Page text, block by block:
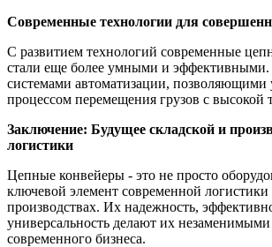
Современные технологии для
С развитием технологий современные
стали еще более умными и
системами автоматизации, позволяющими
процессом перемещения грузов с высокой
Заключение: Будущее складской и
логистики
Цепные конвейеры - это не просто
ключевой элемент современной логистики
производствах. Их надежность,
универсальность делают их
современного бизнеса.